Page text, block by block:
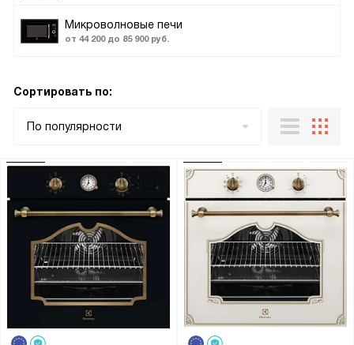
Микроволновые печи
от 44 200 до 85 900 руб.
Сортировать по:
По популярности